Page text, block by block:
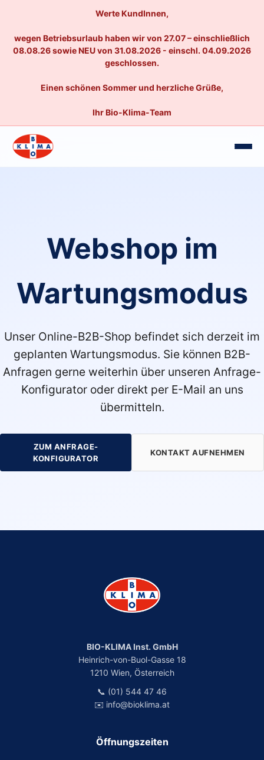
Werte KundInnen,
wegen Betriebsurlaub haben wir von 27.07 – einschließlich
08.08.26 sowie NEU von 31.08.2026 - einschl. 04.09.2026
geschlossen.
Einen schönen Sommer und herzliche Grüße,
Ihr Bio-Klima-Team
Webshop im
Wartungsmodus
Unser Online-B2B-Shop befindet sich derzeit im
geplanten Wartungsmodus. Sie können B2B-
Anfragen gerne weiterhin über unseren Anfrage-
Konfigurator oder direkt per E-Mail an uns
übermitteln.
ZUM ANFRAGE-
KONFIGURATOR
KONTAKT AUFNEHMEN
BIO-KLIMA Inst. GmbH
Heinrich-von-Buol-Gasse 18
1210 Wien, Österreich
📞 (01) 544 47 46
✉️ info@bioklima.at
Öffnungszeiten